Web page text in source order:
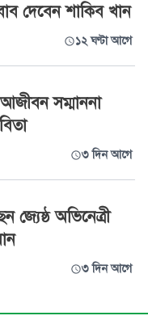
দেবেন শাকিব খান
১২ ঘণ্টা আগে
আজীবন সম্মাননা
৩ দিন আগে
জ্যেষ্ঠ অভিনেত্রী
৩ দিন আগে